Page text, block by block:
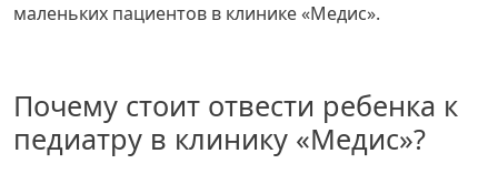
маленьких пациентов в клинике «Медис».
Почему стоит отвести ребенка к
педиатру в клинику «Медис»?